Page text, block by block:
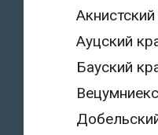
Ауцский
Бауский